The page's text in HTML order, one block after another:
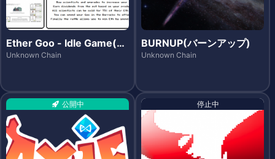
Ether Goo - Idle Game(イ
ーサグー -アイドルゲー
Unknown Chain
BURNUP(バーンアップ)
Unknown Chain
公開中 停止中